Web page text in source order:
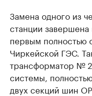
Замена одного из
станции
первым полностью
Чиркейской ГЭС.
трансформатор №
системы,
двух секций шин